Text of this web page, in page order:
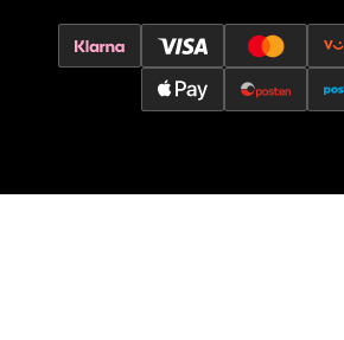
Strandtorget, 2609 Lillehammer